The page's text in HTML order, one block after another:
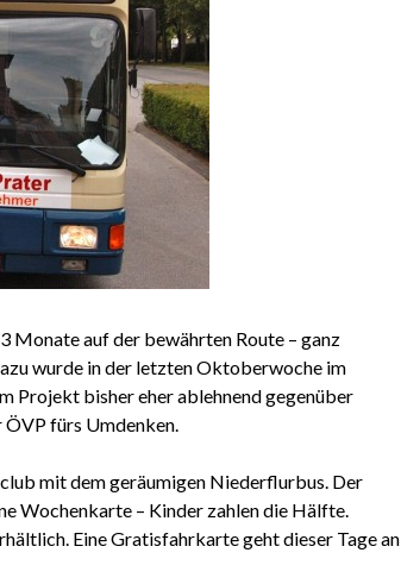
auf der bewährten Route – ganz
wurde in der letzten Oktoberwoche im
Projekt bisher eher ablehnend gegenüber
ÖVP fürs Umdenken.
mit dem geräumigen Niederflurbus. Der
Wochenkarte – Kinder zahlen die Hälfte.
Eine Gratisfahrkarte geht dieser Tage an